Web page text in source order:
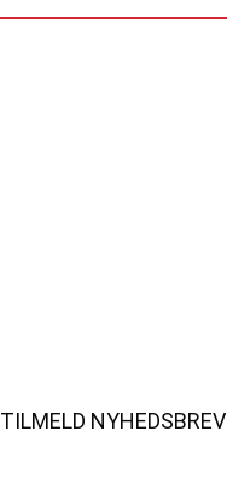
TILMELD NYHEDSBREV